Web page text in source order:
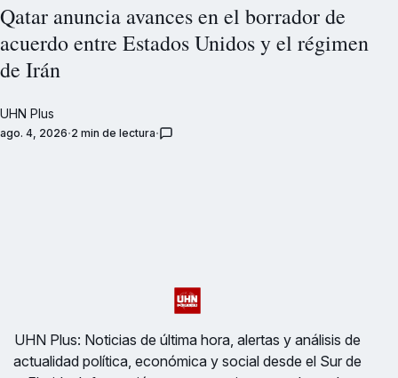
Qatar anuncia avances en el borrador de
acuerdo entre Estados Unidos y el régimen
de Irán
UHN Plus
ago. 4, 2026 2 min de lectura
UHN Plus: Noticias de última hora, alertas y análisis de
actualidad política, económica y social desde el Sur de